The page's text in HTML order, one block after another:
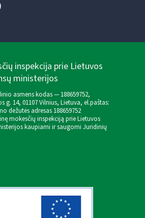
inspekcija prie Lietuvos
ministerijos
asmens kodas — 188659752,
g. 14, 01107 Vilnius, Lietuva, el.paštas:
dėžutės adresas 188659752
mokesčių inspekciją prie Lietuvos
kaupiami ir saugomi Juridinių